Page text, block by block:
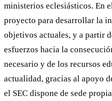
ministerios eclesiásticos. En
proyecto para desarrollar la
objetivos actuales, y a partir
esfuerzos hacia la
necesario y de los recursos
actualidad, gracias al apoyo
el SEC dispone de sede